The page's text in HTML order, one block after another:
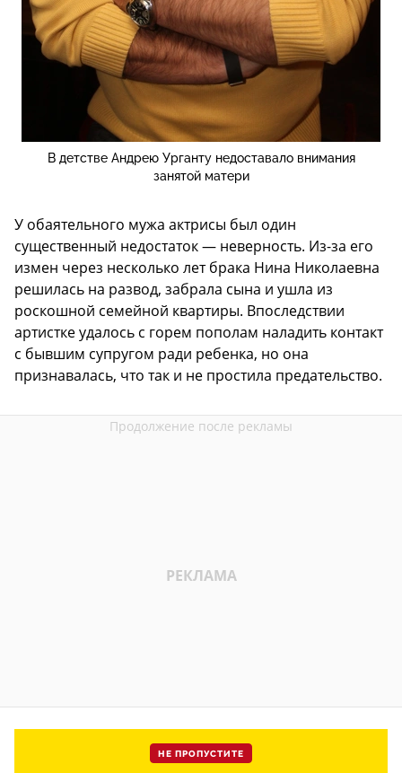
В детстве Андрею Урганту недоставало внимания
занятой матери
У обаятельного мужа актрисы был один
существенный недостаток — неверность. Из-за его
измен через несколько лет брака Нина Николаевна
решилась на развод, забрала сына и ушла из
роскошной семейной квартиры. Впоследствии
артистке удалось с горем пополам наладить контакт
с бывшим супругом ради ребенка, но она
признавалась, что так и не простила предательство.
НЕ ПРОПУСТИТЕ